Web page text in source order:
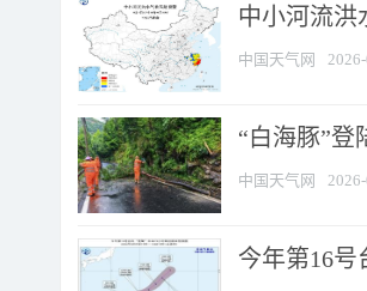
中小河流洪
中国天气网
“白海豚”登
中国天气网
今年第16号